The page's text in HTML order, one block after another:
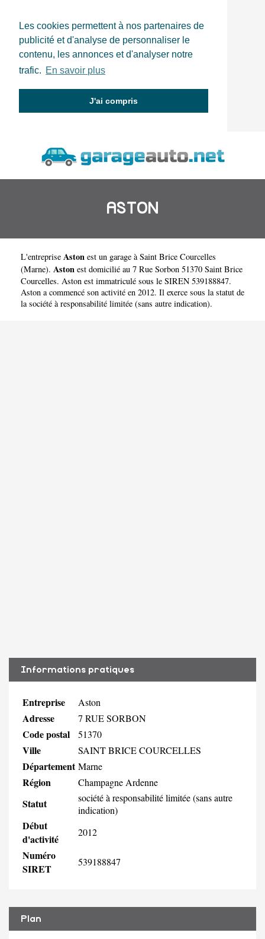
Les cookies permettent à nos partenaires de
publicité et d'analyse de personnaliser le
contenu, les annonces et d'analyser notre
trafic. En savoir plus
J'ai compris
ASTON
L'entreprise Aston est un garage à Saint Brice Courcelles
(Marne). Aston est domicilié au 7 Rue Sorbon 51370 Saint Brice
Courcelles. Aston est immatriculé sous le SIREN 539188847.
Aston a commencé son activité en 2012. Il exerce sous la statut de
la société à responsabilité limitée (sans autre indication).
Informations pratiques
Entreprise Aston
Adresse 7 RUE SORBON
Code postal 51370
Ville SAINT BRICE COURCELLES
Département Marne
Région Champagne Ardenne
Statut
société à responsabilité limitée (sans autre
indication)
Début
d'activité
2012
Numéro
SIRET
539188847
Plan